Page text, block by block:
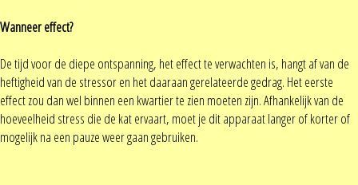
Wanneer effect?
De tijd voor de diepe ontspanning, het effect te verwachten is, hangt af van de
heftigheid van de stressor en het daaraan gerelateerde gedrag. Het eerste
effect zou dan wel binnen een kwartier te zien moeten zijn. Afhankelijk van de
hoeveelheid stress die de kat ervaart, moet je dit apparaat langer of korter of
mogelijk na een pauze weer gaan gebruiken.